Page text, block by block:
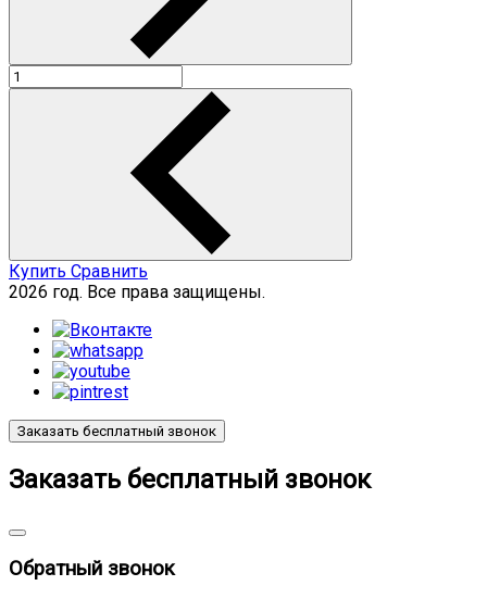
Купить Сравнить
2026 год. Все права защищены.
Заказать бесплатный звонок
Заказать бесплатный звонок
Обратный звонок